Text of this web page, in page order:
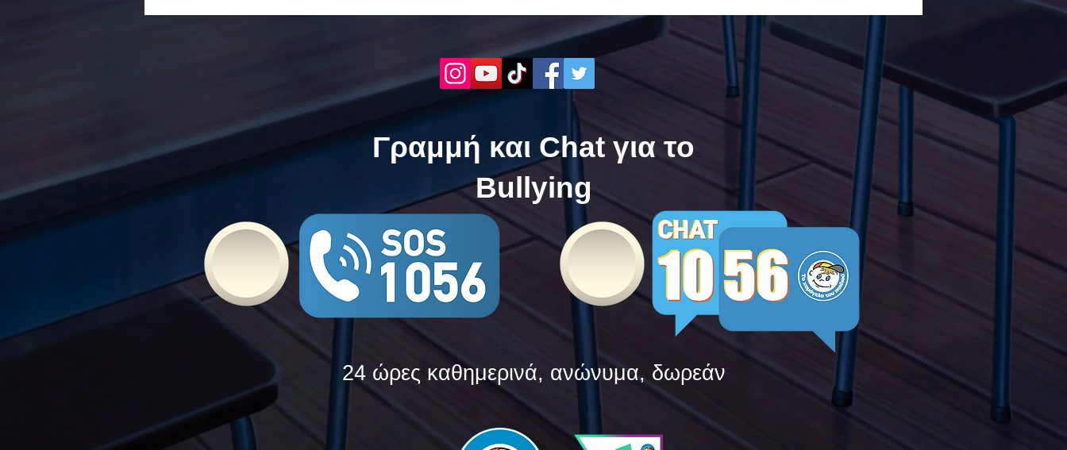
Τώρα. Με σύνθημα "Μίλα
Τώρα" όλα τα σχολεία της
Ελλάδας ενώνουν τις
δυνάμεις τους ενάντια στο
| Μίλα Τώρα. Με σύνθημα
"Μίλα Τώρα" όλα τα σχολεία
της Ελλάδας ενώνουν τις
δυνάμεις τους ενάντια στο
Bullying
Γραμμή και Chat για το
Bullying
24 ώρες καθημερινά, ανώνυμα, δωρεάν